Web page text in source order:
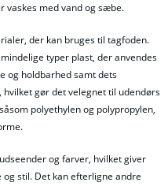
vaskes med vand og sæbe.
der kan bruges til tagfoden.
typer plast, der anvendes
og holdbarhed samt dets
gør det velegnet til udendørs
polyethylen og polypropylen,
og farver, hvilket giver
stil. Det kan efterligne andre